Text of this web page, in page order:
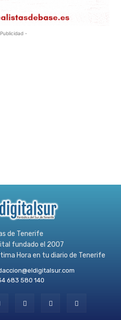
-
de Tenerife
fundado el 2007
Hora en tu diario de Tenerife
683 580 140